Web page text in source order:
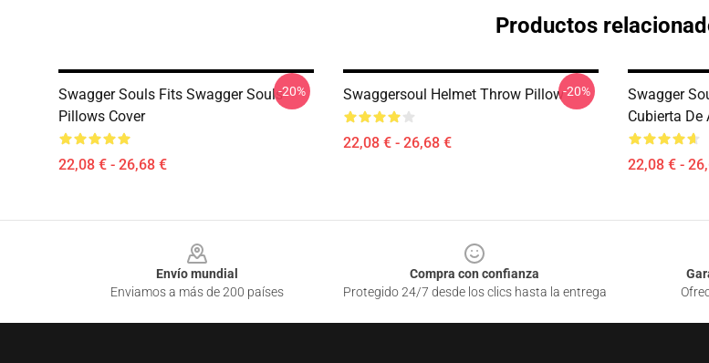
Productos
Swagger Souls Fits Swagger Souls
Pillows Cover
22,08 € - 26,68 €
-20% Swaggersoul Helmet Throw Pillow
22,08 € - 26,68 €
-20%
Swagger
Cubierta
22,08 € -
Envío mundial
Enviamos a más de 200 países
Compra con confianza
Protegido 24/7 desde los clics hasta la entrega